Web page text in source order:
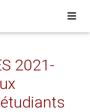
2021-